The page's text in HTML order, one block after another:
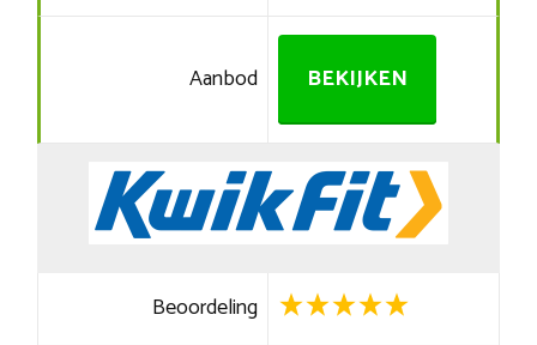
Aanbod BEKIJKEN
Beoordeling